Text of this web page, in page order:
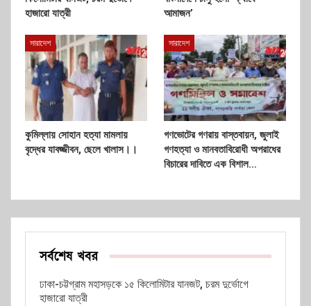
হাজারো যাত্রী
আমাজন’
সারাদেশ
কুমিল্লায় সোহান হত্যা মামলায়
বৃদ্ধের যাবজ্জীবন, ছেলে খালাস।।
সারাদেশ
গণভোটের গণরায় বাস্তবায়ন, জুলাই
গণহত্যা ও মানবতাবিরোধী অপরাধের
বিচারের দাবিতে এক বিশাল…
সর্বশেষ খবর
ঢাকা-চট্টগ্রাম মহাসড়কে ১৫ কিলোমিটার যানজট, চরম দুর্ভোগে
হাজারো যাত্রী